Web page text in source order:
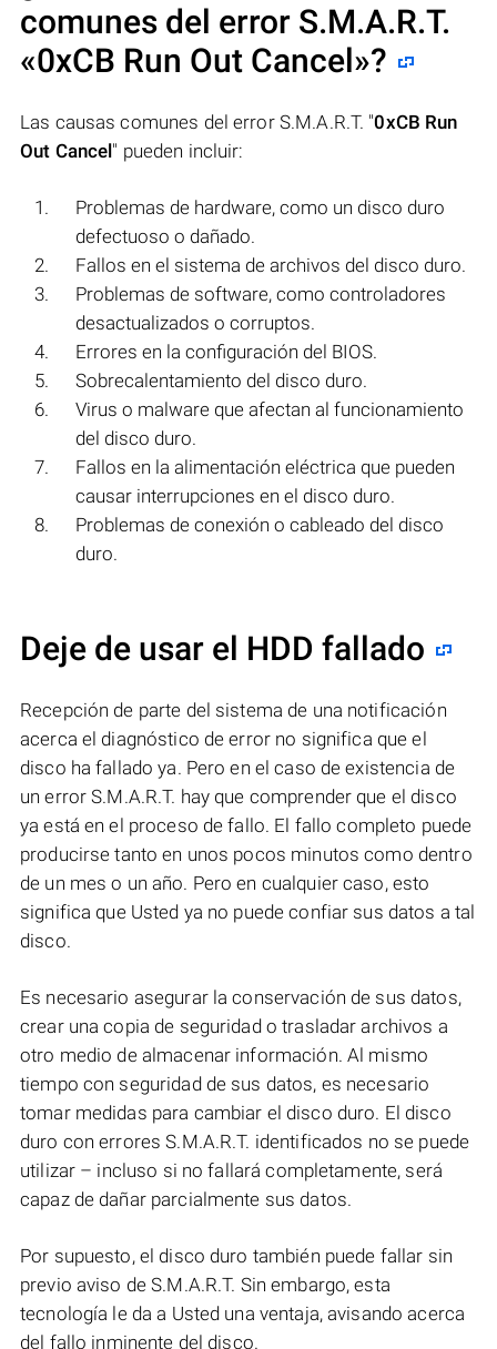
comunes del error S.M.A.R.T.
«0xCB Run Out Cancel»?
Las causas comunes del error S.M.A.R.T. "0xCB Run
Out Cancel" pueden incluir:
Problemas de hardware, como un disco duro
defectuoso o dañado.
Fallos en el sistema de archivos del disco duro.
Problemas de software, como controladores
desactualizados o corruptos.
Errores en la configuración del BIOS.
Sobrecalentamiento del disco duro.
Virus o malware que afectan al funcionamiento
del disco duro.
Fallos en la alimentación eléctrica que pueden
causar interrupciones en el disco duro.
Problemas de conexión o cableado del disco
duro.
Deje de usar el HDD fallado
Recepción de parte del sistema de una notificación
acerca el diagnóstico de error no significa que el
disco ha fallado ya. Pero en el caso de existencia de
un error S.M.A.R.T. hay que comprender que el disco
ya está en el proceso de fallo. El fallo completo puede
producirse tanto en unos pocos minutos como dentro
de un mes o un año. Pero en cualquier caso, esto
significa que Usted ya no puede confiar sus datos a tal
disco.
Es necesario asegurar la conservación de sus datos,
crear una copia de seguridad o trasladar archivos a
otro medio de almacenar información. Al mismo
tiempo con seguridad de sus datos, es necesario
tomar medidas para cambiar el disco duro. El disco
duro con errores S.M.A.R.T. identificados no se puede
utilizar – incluso si no fallará completamente, será
capaz de dañar parcialmente sus datos.
Por supuesto, el disco duro también puede fallar sin
previo aviso de S.M.A.R.T. Sin embargo, esta
tecnología le da a Usted una ventaja, avisando acerca
del fallo inminente del disco.